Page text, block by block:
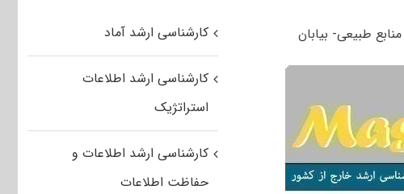
کارشناسی ارشد آماد
کارشناسی ارشد اطلاعات
استراتژیک
کارشناسی ارشد اطلاعات و
حفاظت اطلاعات